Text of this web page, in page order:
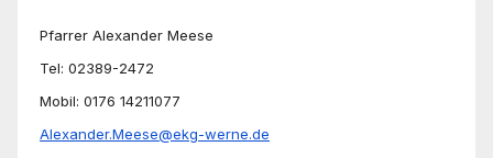
Pfarrer Alexander Meese
Tel: 02389-2472
Mobil: 0176 14211077
Alexander.Meese@ekg-werne.de